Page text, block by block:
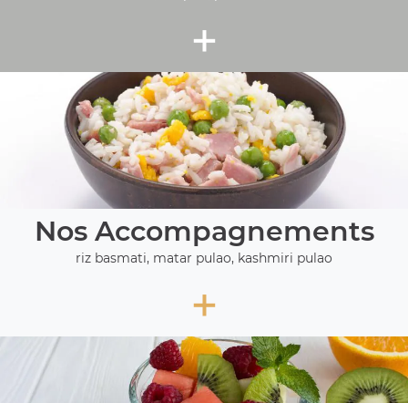
+
Nos Accompagnements
riz basmati, matar pulao, kashmiri pulao
+